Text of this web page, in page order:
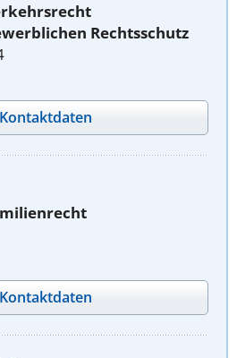
Rechtsschutz
Kontaktdaten
Kontaktdaten